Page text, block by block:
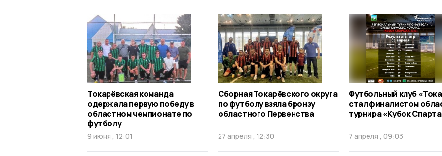
Токарёвская команда
одержала первую победу в
областном чемпионате по
футболу
9 июня , 12:01
Сборная Токарёвского округа
по футболу взяла бронзу
областного Первенства
27 апреля , 12:30
Футбольный клуб
стал финалистом
турнира «Кубок
7 апреля , 09:03